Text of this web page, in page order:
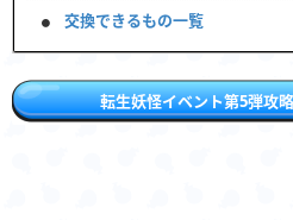
交換できるもの一覧
転生妖怪イベント第5弾攻